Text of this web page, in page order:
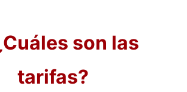
son las
tarifas?